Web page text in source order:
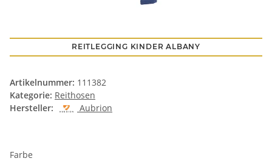
REITLEGGING KINDER ALBANY
Artikelnummer: 111382
Kategorie: Reithosen
Hersteller:
Aubrion
Farbe